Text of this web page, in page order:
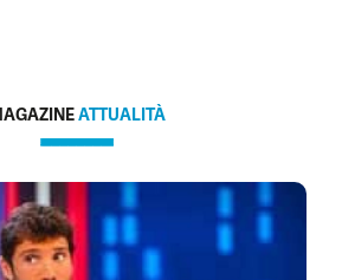
ATTUALITÀ